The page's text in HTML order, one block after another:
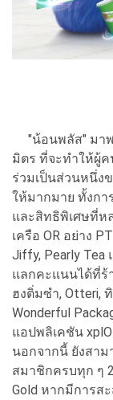
"น้อนพลัส" มาพ
มิตร ที่จะทำให้ผู้
ร่วมเป็นส่วนหนึ่ง
ให้มากมาย ทั้งก
และสิทธิพิเศษที่ห
เครือ OR อย่าง
Jiffy, Pearly Tea
แลกคะแนนได้ที่ร้า
ฮงติ่มซำ, Otteri,
Wonderful
แอปพลิเคชัน
นอกจากนี้ ยังสาม
สมาชิกครบทุก ๆ
Gold หากมีการส